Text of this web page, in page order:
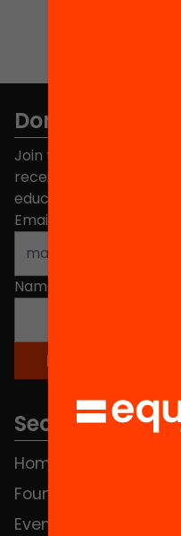
Don't miss
Join the more than
receive news about
educational change in
Email address
Name
Sections
Home
Foundation
Events